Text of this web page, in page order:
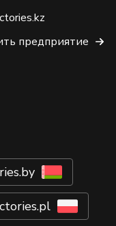
предприятие